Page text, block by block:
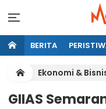
BERITA
Ekonomi &
GIIAS